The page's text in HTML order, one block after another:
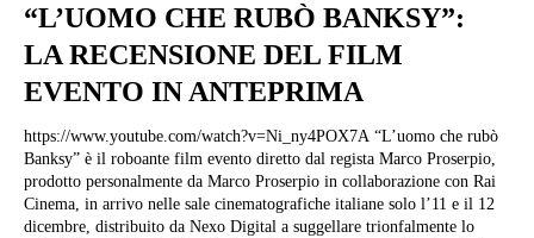
“L’UOMO CHE RUBÒ BANKSY”:
LA RECENSIONE DEL FILM
EVENTO IN ANTEPRIMA
https://www.youtube.com/watch?v=Ni_ny4POX7A “L’uomo che rubò
Banksy” è il roboante film evento diretto dal regista Marco Proserpio,
prodotto personalmente da Marco Proserpio in collaborazione con Rai
Cinema, in arrivo nelle sale cinematografiche italiane solo l’11 e il 12
dicembre, distribuito da Nexo Digital a suggellare trionfalmente lo